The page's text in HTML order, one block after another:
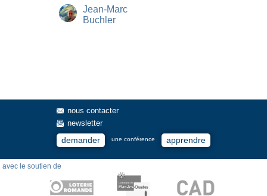
Jean-Marc
Buchler
nous contacter
newsletter
demander une conférence apprendre
avec le soutien de